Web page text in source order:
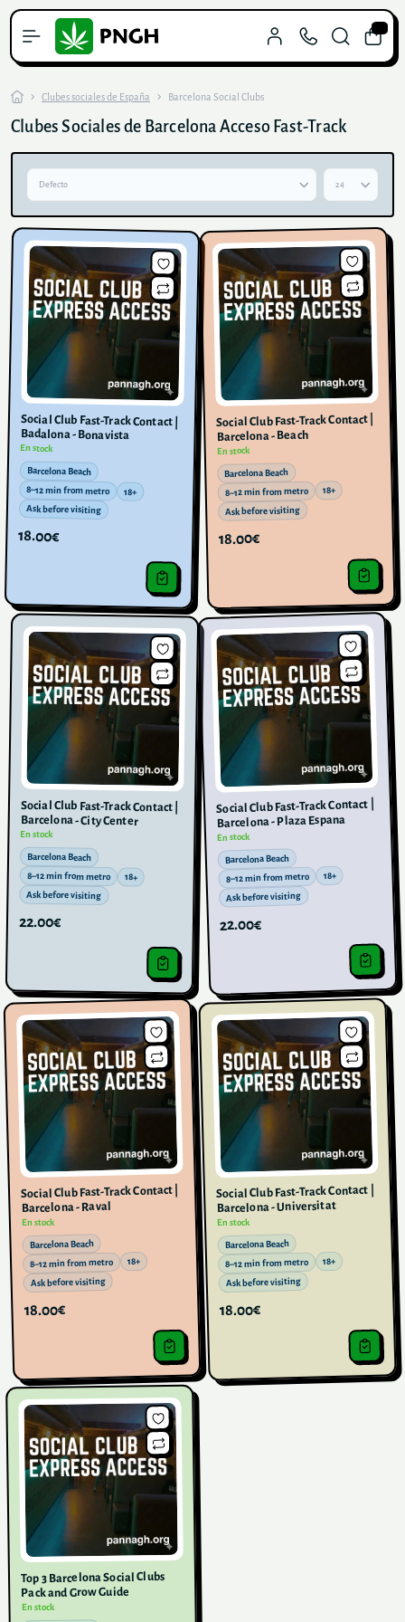
Clubes sociales de España Barcelona Social Clubs
Clubes Sociales de Barcelona Acceso Fast-Track
Social Club Fast-Track Contact |
Badalona - Bonavista
En stock
Barcelona Beach
8–12 min from metro 18+
Ask before visiting
18.00€
Social Club Fast-Track Contact |
Barcelona - Beach
En stock
Barcelona Beach
8–12 min from metro 18+
Ask before visiting
18.00€
Social Club Fast-Track Contact |
Barcelona - City Center
En stock
Barcelona Beach
8–12 min from metro 18+
Ask before visiting
22.00€
Social Club Fast-Track Contact |
Barcelona - Plaza Espana
En stock
Barcelona Beach
8–12 min from metro 18+
Ask before visiting
22.00€
Social Club Fast-Track Contact |
Barcelona - Raval
En stock
Barcelona Beach
8–12 min from metro 18+
Ask before visiting
18.00€
Social Club Fast-Track Contact |
Barcelona - Universitat
En stock
Barcelona Beach
8–12 min from metro 18+
Ask before visiting
18.00€
Top 3 Barcelona Social Clubs
Pack and Grow Guide
En stock